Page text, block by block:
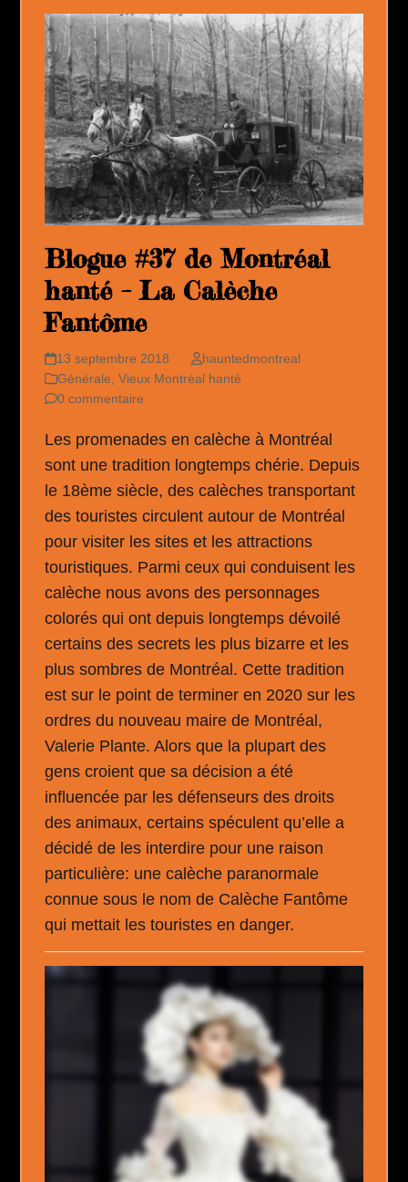
Blogue #37 de Montréal
hanté – La Calèche
Fantôme
13 septembre 2018
hauntedmontreal
Générale ,Vieux Montréal hanté
0 commentaire
Les promenades en calèche à Montréal
sont une tradition longtemps chérie. Depuis
le 18ème siècle, des calèches transportant
des touristes circulent autour de Montréal
pour visiter les sites et les attractions
touristiques. Parmi ceux qui conduisent les
calèche nous avons des personnages
colorés qui ont depuis longtemps dévoilé
certains des secrets les plus bizarre et les
plus sombres de Montréal. Cette tradition
est sur le point de terminer en 2020 sur les
ordres du nouveau maire de Montréal,
Valerie Plante. Alors que la plupart des
gens croient que sa décision a été
influencée par les défenseurs des droits
des animaux, certains spéculent qu’elle a
décidé de les interdire pour une raison
particulière: une calèche paranormale
connue sous le nom de Calèche Fantôme
qui mettait les touristes en danger.